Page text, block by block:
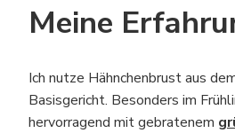
Meine
Ich nutze Hähnchenbrust aus
Basisgericht. Besonders im
hervorragend mit gebratenem